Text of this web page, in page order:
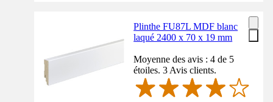
Plinthe FU87L MDF blanc
laqué 2400 x 70 x 19 mm
Moyenne des avis : 4 de 5
étoiles. 3 Avis clients.